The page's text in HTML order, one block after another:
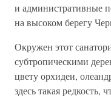
и административные
на высоком берегу
Окружен этот
субтропическими
цвету орхидеи,
здесь такая редкость,